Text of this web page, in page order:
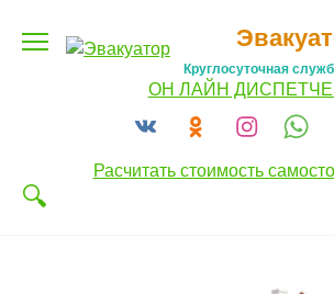
Круглосуточная
ОН ЛАЙН
Расчитать стоимость